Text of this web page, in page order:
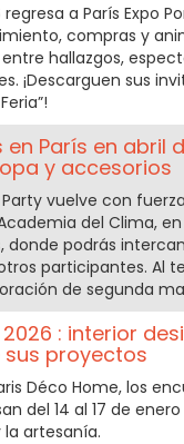
a París Expo
compras y
hallazgos,
¡Descarguen sus
París en abril
y accesorios
vuelve con
del Clima,
donde podrás
participantes. Al
de segunda
2026 : interior
proyectos
Déco Home, los
del 14 al 17 de
artesanía.